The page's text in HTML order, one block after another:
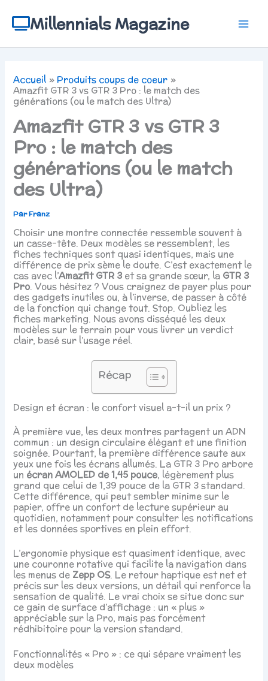
contenuMillennials Magazine
Accueil
Produits coups de coeur
Amazfit GTR 3 vs GTR 3 Pro : le match des
générations (ou le match des Ultra)
Amazfit GTR 3 vs GTR 3
Pro : le match des
générations (ou le match
des Ultra)
ParFranz
Choisir une montre connectée ressemble souvent à
un casse-tête. Deux modèles se ressemblent, les
fiches techniques sont quasi identiques, mais une
différence de prix sème le doute. C’est exactement le
cas avec l’Amazfit GTR 3 et sa grande sœur, la GTR 3
Pro. Vous hésitez ? Vous craignez de payer plus pour
des gadgets inutiles ou, à l’inverse, de passer à côté
de la fonction qui change tout. Stop. Oubliez les
fiches marketing. Nous avons disséqué les deux
modèles sur le terrain pour vous livrer un verdict
clair, basé sur l’usage réel.
Récap
Design et écran : le confort visuel a-t-il un prix ?
À première vue, les deux montres partagent un ADN
commun : un design circulaire élégant et une finition
soignée. Pourtant, la première différence saute aux
yeux une fois les écrans allumés. La GTR 3 Pro arbore
un écran AMOLED de 1,45 pouce, légèrement plus
grand que celui de 1,39 pouce de la GTR 3 standard.
Cette différence, qui peut sembler minime sur le
papier, offre un confort de lecture supérieur au
quotidien, notamment pour consulter les notifications
et les données sportives en plein effort.
L’ergonomie physique est quasiment identique, avec
une couronne rotative qui facilite la navigation dans
les menus de Zepp OS. Le retour haptique est net et
précis sur les deux versions, un détail qui renforce la
sensation de qualité. Le vrai choix se situe donc sur
ce gain de surface d’affichage : un « plus »
appréciable sur la Pro, mais pas forcément
rédhibitoire pour la version standard.
Fonctionnalités « Pro » : ce qui sépare vraiment les
deux modèles